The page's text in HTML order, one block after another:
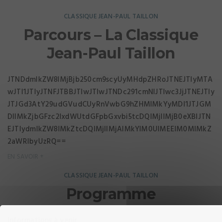
CLASSIQUE JEAN-PAUL TAILLON
Parcours – La Classique
Jean-Paul Taillon
JTNDdmlkZW8lMjBjb250cm9scyUyMHdpZHRoJTNEJTIyMTA
wJTI1JTIyJTNFJTBBJTIwJTIwJTNDc291cmNlJTIwc3JjJTNEJTIy
JTJGd3AtY29udGVudCUyRnVwbG9hZHMlMkYyMDI1JTJGM
DIlMkZjbGFzc2lxdWUtdGFpbGxvbi5tcDQlMjIlMjB0eXBlJTN
EJTIydmlkZW8lMkZtcDQlMjIlMjAlMkYlM0UlMEElM0MlMkZ
2aWRlbyUzRQ==
CLASSIQUE JEAN-PAUL TAILLON
Programme